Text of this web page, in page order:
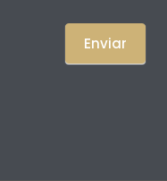
Enviar